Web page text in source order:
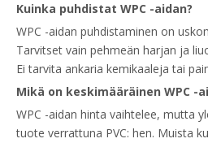
Kuinka puhdistat WPC -aidan?
WPC -aidan puhdistaminen on
Tarvitset vain pehmeän harjan ja
Ei tarvita ankaria kemikaaleja tai
Mikä on keskimääräinen WPC -
WPC -aidan hinta vaihtelee, mutta
tuote verrattuna PVC: hen. Muista